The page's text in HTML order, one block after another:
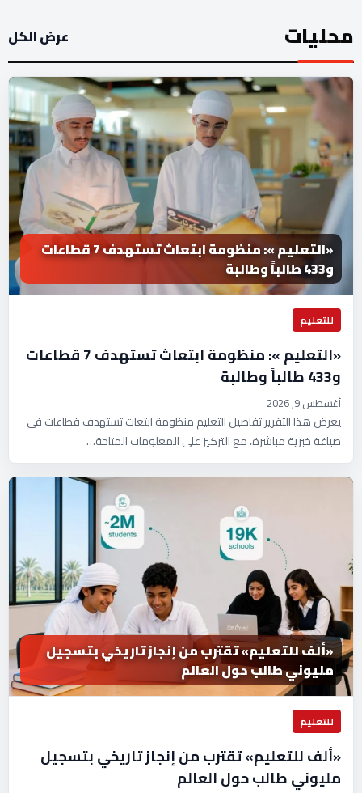
محليات عرض الكل
«التعليم »: منظومة ابتعاث تستهدف 7 قطاعات
و433 طالباً وطالبة
للتعليم
«التعليم »: منظومة ابتعاث تستهدف 7 قطاعات
و433 طالباً وطالبة
أغسطس 9, 2026
يعرض هذا التقرير تفاصيل التعليم منظومة ابتعاث تستهدف قطاعات في
صياغة خبرية مباشرة، مع التركيز على المعلومات المتاحة…
«ألف للتعليم» تقترب من إنجاز تاريخي بتسجيل
مليوني طالب حول العالم
للتعليم
«ألف للتعليم» تقترب من إنجاز تاريخي بتسجيل
مليوني طالب حول العالم